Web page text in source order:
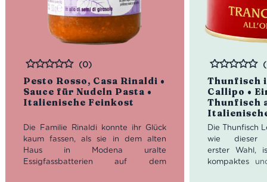
Pesto Rosso, Casa Rinaldi •
Sauce für Nudeln Pasta •
Italienische Feinkost
Bewertet
(0)
Die Familie Rinaldi konnte ihr Glück
kaum fassen, als sie in dem alten
Haus in Modena uralte
Essigfassbatterien auf dem
Thunfisch
Callipo •
Thunfisch
Bewertet
Die Thunfisch
wie dieser
erster Wahl,
kompaktes